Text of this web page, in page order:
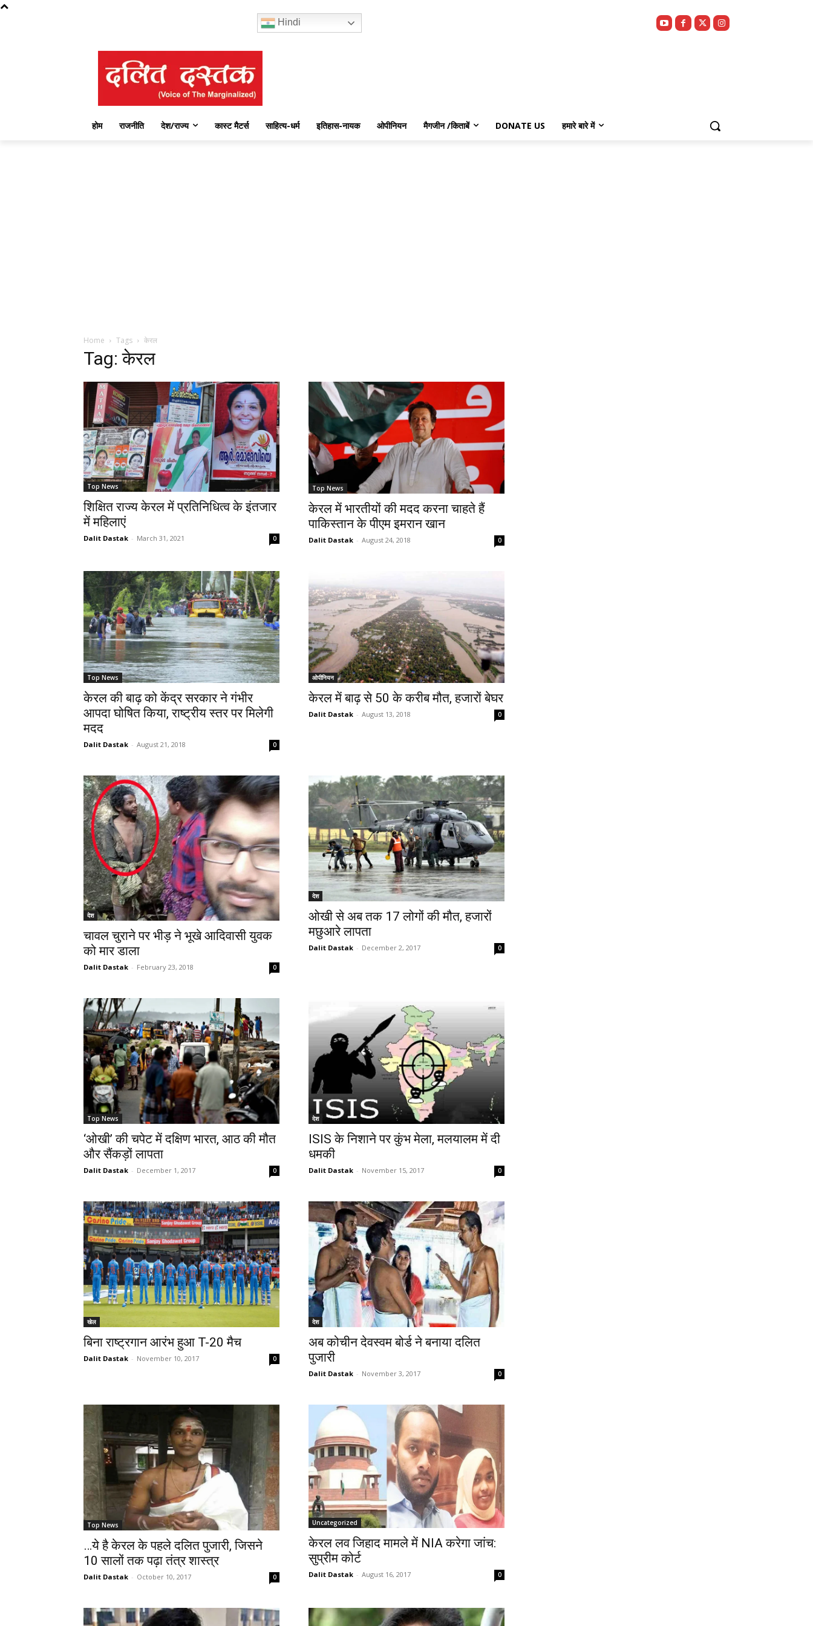
Hindi
होम राजनीति देश/राज्य कास्ट मैटर्स साहित्य-धर्म इतिहास-नायक ओपीनियन मैगजीन /किताबें DONATE US हमारे बारे में
Home Tags केरल
Tag: केरल
Top News
शिक्षित राज्य केरल में प्रतिनिधित्व के इंतजार
में महिलाएं
Dalit Dastak - March 31, 2021 0
Top News
केरल में भारतीयों की मदद करना चाहते हैं
पाकिस्तान के पीएम इमरान खान
Dalit Dastak - August 24, 2018 0
Top News
केरल की बाढ़ को केंद्र सरकार ने गंभीर
आपदा घोषित किया, राष्ट्रीय स्तर पर मिलेगी
मदद
Dalit Dastak - August 21, 2018 0
ओपीनियन
केरल में बाढ़ से 50 के करीब मौत, हजारों बेघर
Dalit Dastak - August 13, 2018 0
देश
चावल चुराने पर भीड़ ने भूखे आदिवासी युवक
को मार डाला
Dalit Dastak - February 23, 2018 0
देश
ओखी से अब तक 17 लोगों की मौत, हजारों
मछुआरे लापता
Dalit Dastak - December 2, 2017 0
Top News
‘ओखी’ की चपेट में दक्षिण भारत, आठ की मौत
और सैंकड़ों लापता
Dalit Dastak - December 1, 2017 0
देश
ISIS के निशाने पर कुंभ मेला, मलयालम में दी
धमकी
Dalit Dastak - November 15, 2017 0
खेल
बिना राष्ट्रगान आरंभ हुआ T-20 मैच
Dalit Dastak - November 10, 2017 0
देश
अब कोचीन देवस्वम बोर्ड ने बनाया दलित
पुजारी
Dalit Dastak - November 3, 2017 0
Top News
…ये है केरल के पहले दलित पुजारी, जिसने
10 सालों तक पढ़ा तंत्र शास्त्र
Dalit Dastak - October 10, 2017 0
Uncategorized
केरल लव जिहाद मामले में NIA करेगा जांच:
सुप्रीम कोर्ट
Dalit Dastak - August 16, 2017 0